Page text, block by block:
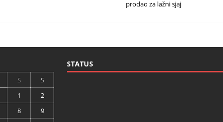
prodao za lažni sjaj
S
S
1
2
8
9
STATUS